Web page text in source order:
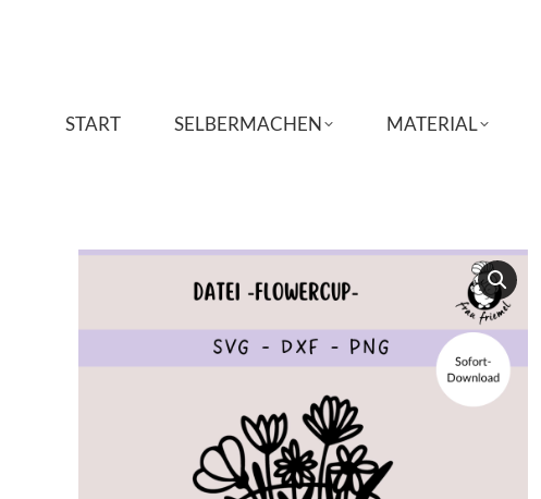
START SELBERMACHEN MATERIAL
START SELBERMACHEN MATERIAL